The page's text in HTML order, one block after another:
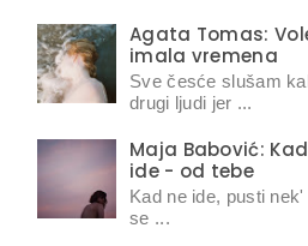
Agata Tomas:
imala vremena
Sve česće slušam
drugi ljudi jer ...
Maja Babović:
ide - od tebe
Kad ne ide, pusti
se ...